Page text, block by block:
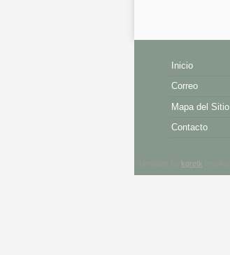
Inicio
Correo
Mapa del Sitio
Contacto
kgretk